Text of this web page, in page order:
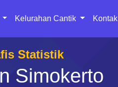
Kelurahan Cantik Kontak
Statistik
Simokerto